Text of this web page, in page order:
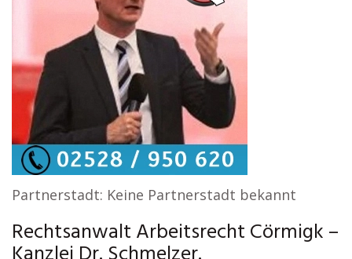
Partnerstadt: Keine Partnerstadt bekannt
Rechtsanwalt Arbeitsrecht Cörmigk –